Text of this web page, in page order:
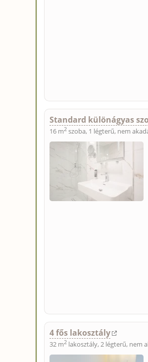
Standard különágyas
16 m2 szoba, 1 légterű, nem
4 fős lakosztály
32 m2 lakosztály, 2 légterű, nem